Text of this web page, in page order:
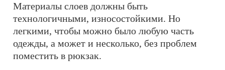
Материалы слоев должны быть
технологичными, износостойкими. Но
легкими, чтобы можно было любую часть
одежды, а может и несколько, без проблем
поместить в рюкзак.